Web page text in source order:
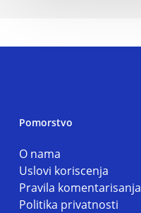
Pomorstvo
O nama
Uslovi koriscenja
Pravila komentarisanja
Politika privatnosti